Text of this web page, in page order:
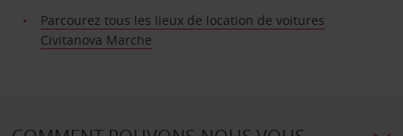
Parcourez tous les lieux de location de voitures
Civitanova Marche